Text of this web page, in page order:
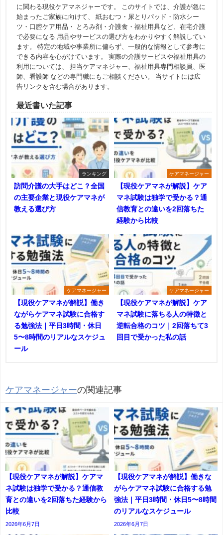
に関わる現役ケアマネジャーです。 このサイトでは、介護が急に
始まったご家族に向けて、 紙おむつ・尿とりパッド・防水シー
ツ・口腔ケア用品・ とろみ剤・介護食・福祉用具など、在宅介護
で必要になる 用品やサービスの選び方をわかりやすく解説してい
ます。 特定の地域や事業所に偏らず、一般的な情報として参考に
できる内容を心がけています。 実際の介護サービスや福祉用具の
利用については、 担当ケアマネジャー、福祉用具専門相談員、医
師、看護師 などの専門職にもご相談ください。 当サイトには広
告リンクを含む場合があります。
最近書いた記事
ランキング
訪問介護の大手はどこ？全国
の主要企業と現役ケアマネが
教える選び方
ケアマネージャー
【現役ケアマネが解説】ケア
マネ試験は独学で受かる？通
信教育との違いを2回落ちた
経験から比較
ケアマネージャー
【現役ケアマネが解説】働き
ながらケアマネ試験に合格す
る勉強法｜平日3時間・休日
5〜8時間のリアルなスケジュ
ール
ケアマネージャー
【現役ケアマネが解説】ケア
マネ試験に落ちる人の特徴と
逆転合格のコツ｜2回落ちて3
回目で受かった私の話
ケアマネージャーの関連記事
【現役ケアマネが解説】ケアマ
ネ試験は独学で受かる？通信教
育との違いを2回落ちた経験から
比較
2026年6月7日
【現役ケアマネが解説】働きな
がらケアマネ試験に合格する勉
強法｜平日3時間・休日5〜8時間
のリアルなスケジュール
2026年6月7日